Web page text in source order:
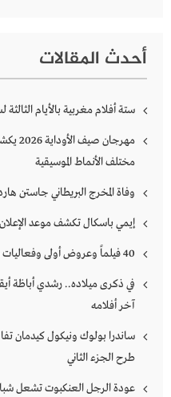
أحدث المقالات
ستة أفلام مغربية بالأيام
مختلف الأنماط الموسيقية
وفاة المخرج البريطاني جاستن
إيمي باسكال تكشف موعد
40 فيلماً وعروض أولى وفعاليات مهنية في مهرجان نافذة على أوروبا
في ذكرى ميلاده.. رشدي أباظة
آخر أفلامه
طرح الجزء الثاني
عودة الرجل العنكبوت تشعل